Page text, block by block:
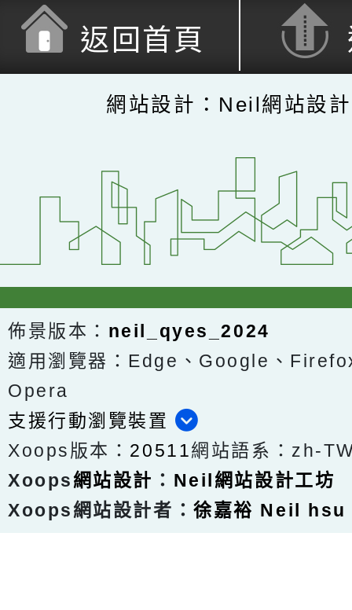
返回首頁
網站設計：Neil網站設
佈景版本： neil_qyes_2024
適用瀏覽器：Edge、Google、
Opera
支援行動瀏覽裝置
Xoops版本： 20511網站語系：zh-
Xoops網站設計 ： Neil網站設計工坊
Xoops網站設計者：徐嘉裕 Neil hsu